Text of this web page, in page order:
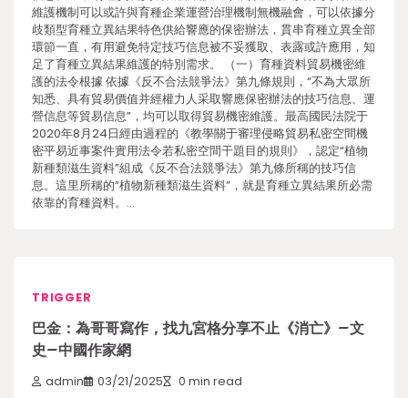
維護機制可以或許與育種企業運營治理機制無機融會，可以依據分
歧類型育種立異結果特色供給響應的保密辦法，貫串育種立異全部
環節一直，有用避免特定技巧信息被不妥獲取、表露或許應用，知
足了育種立異結果維護的特別需求。 （一）育種資料貿易機密維
護的法令根據 依據《反不合法競爭法》第九條規則，“不為大眾所
知悉、具有貿易價值并經權力人采取響應保密辦法的技巧信息、運
營信息等貿易信息”，均可以取得貿易機密維護。最高國民法院于
2020年8月24日經由過程的《教學關于審理侵略貿易私密空間機
密平易近事案件實用法令若私密空間干題目的規則》，認定“植物
新種類滋生資料”組成《反不合法競爭法》第九條所稱的技巧信
息。這里所稱的“植物新種類滋生資料”，就是育種立異結果所必需
依靠的育種資料。…
TRIGGER
巴金：為哥哥寫作，找九宮格分享不止《消亡》–文
史–中國作家網
admin 03/21/2025 0 min read